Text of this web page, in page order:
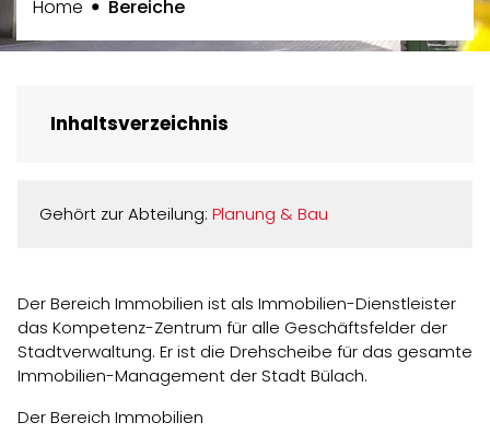
Home Bereiche(ausgewählt)
Inhaltsverzeichnis
Gehört zur Abteilung: Planung & Bau
Der Bereich Immobilien ist als Immobilien-Dienstleister
das Kompetenz-Zentrum für alle Geschäftsfelder der
Stadtverwaltung. Er ist die Drehscheibe für das gesamte
Immobilien-Management der Stadt Bülach.
Der Bereich Immobilien